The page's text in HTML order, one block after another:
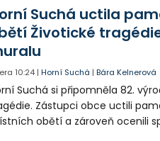
Suchá uctila
Životické
10:24 |Horní Suchá |Bára Kelnerová
Suchá si připomněla 82.
Zástupci obce uctili
obětí a zároveň ocenili